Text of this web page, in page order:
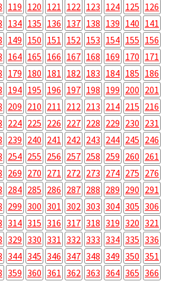
119 120 121 122 123 124 125 126
134 135 136 137 138 139 140 141
149 150 151 152 153 154 155 156
164 165 166 167 168 169 170 171
179 180 181 182 183 184 185 186
194 195 196 197 198 199 200 201
209 210 211 212 213 214 215 216
224 225 226 227 228 229 230 231
239 240 241 242 243 244 245 246
254 255 256 257 258 259 260 261
269 270 271 272 273 274 275 276
284 285 286 287 288 289 290 291
299 300 301 302 303 304 305 306
314 315 316 317 318 319 320 321
329 330 331 332 333 334 335 336
344 345 346 347 348 349 350 351
359 360 361 362 363 364 365 366